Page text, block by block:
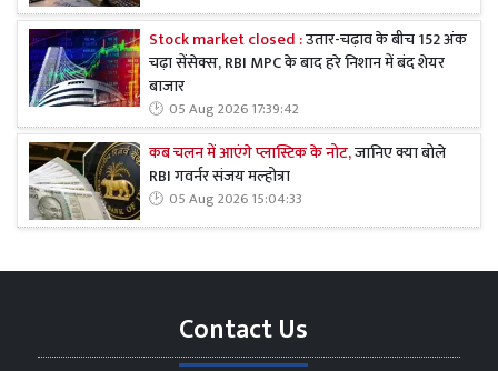
Stock market closed :उतार-चढ़ाव के बीच 152 अंक
चढ़ा सेंसेक्स, RBI MPC के बाद हरे निशान में बंद शेयर
बाजार
05 Aug 2026 17:39:42
कब चलन में आएंगे प्लास्टिक के नोट,जानिए क्या बोले
RBI गवर्नर संजय मल्होत्रा
05 Aug 2026 15:04:33
Contact Us